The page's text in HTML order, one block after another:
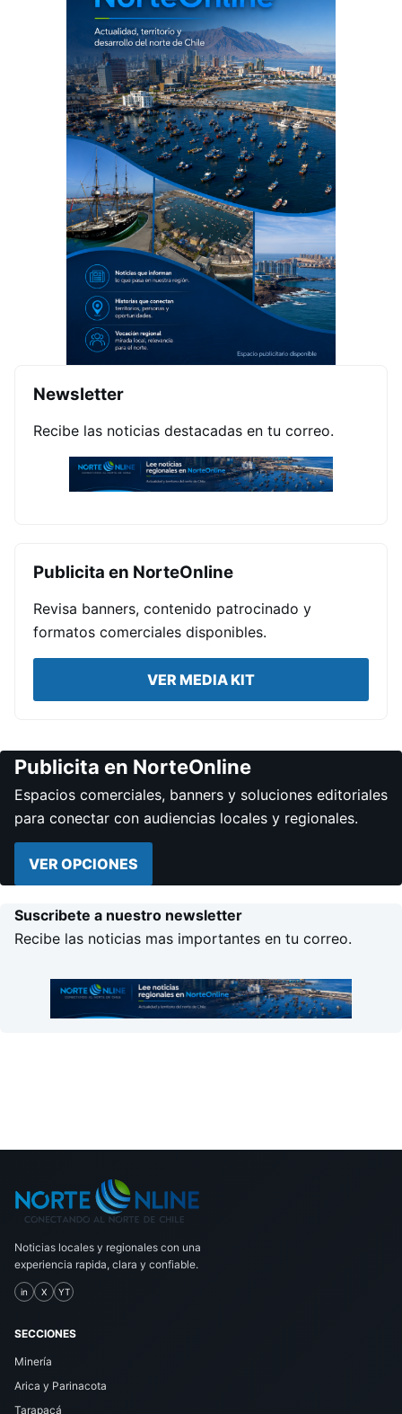
Newsletter
Recibe las noticias destacadas en tu correo.
Publicita en NorteOnline
Revisa banners, contenido patrocinado y
formatos comerciales disponibles.
VER MEDIA KIT
Publicita en NorteOnline
Espacios comerciales, banners y soluciones editoriales
para conectar con audiencias locales y regionales.
VER OPCIONES
Suscribete a nuestro newsletter
Recibe las noticias mas importantes en tu correo.
Noticias locales y regionales con una
experiencia rapida, clara y confiable.
in X YT
SECCIONES
Minería
Arica y Parinacota
Tarapacá